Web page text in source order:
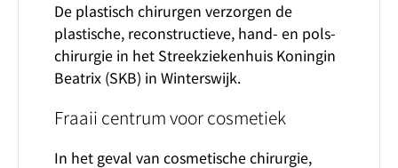
De plastisch chirurgen verzorgen de
plastische, reconstructieve, hand- en pols-
chirurgie in het Streekziekenhuis Koningin
Beatrix (SKB) in Winterswijk.
Fraaii centrum voor cosmetiek
In het geval van cosmetische chirurgie,